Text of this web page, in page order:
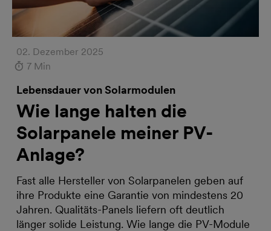
02. Dezember 2025
7 Min
Lebensdauer von Solarmodulen
Wie lange halten die
Solarpanele meiner PV-
Anlage?
Fast alle Hersteller von Solarpanelen geben auf
ihre Produkte eine Garantie von mindestens 20
Jahren. Qualitäts-Panels liefern oft deutlich
länger solide Leistung. Wie lange die PV-Module